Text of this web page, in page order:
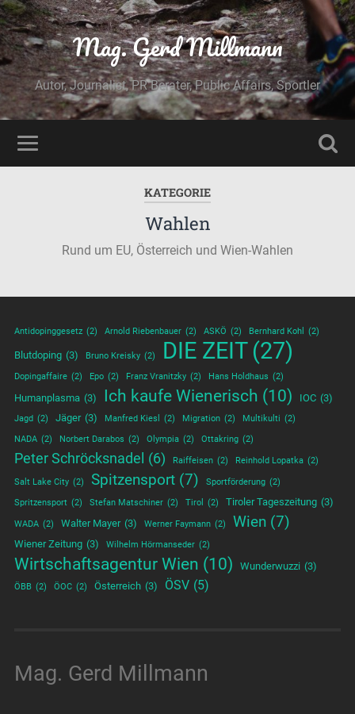
Mag. Gerd Millmann
Autor, Journalist, PR Berater, Public Affairs, Sportler
KATEGORIE
Wahlen
Rund um EU, Österreich und Wien-Wahlen
Antidopinggesetz (2) Arnold Riebenbauer (2) ASKÖ (2) Bernhard Kohl (2)
Blutdoping (3) Bruno Kreisky (2) DIE ZEIT (27)
Dopingaffaire (2) Epo (2) Franz Vranitzky (2) Hans Holdhaus (2)
Humanplasma (3) Ich kaufe Wienerisch (10) IOC (3)
Jagd (2) Jäger (3) Manfred Kiesl (2) Migration (2) Multikulti (2)
NADA (2) Norbert Darabos (2) Olympia (2) Ottakring (2)
Peter Schröcksnadel (6) Raiffeisen (2) Reinhold Lopatka (2)
Salt Lake City (2) Spitzensport (7) Sportförderung (2)
Spritzensport (2) Stefan Matschiner (2) Tirol (2) Tiroler Tageszeitung (3)
WADA (2) Walter Mayer (3) Werner Faymann (2) Wien (7)
Wiener Zeitung (3) Wilhelm Hörmanseder (2)
Wirtschaftsagentur Wien (10) Wunderwuzzi (3)
ÖBB (2) ÖOC (2) Österreich (3) ÖSV (5)
Mag. Gerd Millmann